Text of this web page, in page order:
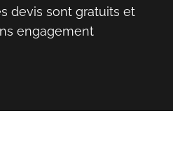
devis sont gratuits et
engagement